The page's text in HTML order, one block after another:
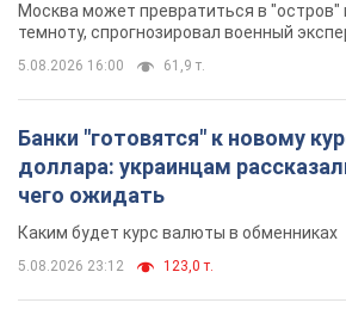
Москва может превратиться в "остров"
темноту, спрогнозировал военный
5.08.2026 16:00 61,9 т.
Банки "готовятся" к новому
доллара: украинцам
чего ожидать
Каким будет курс валюты в обменниках
5.08.2026 23:12 123,0 т.